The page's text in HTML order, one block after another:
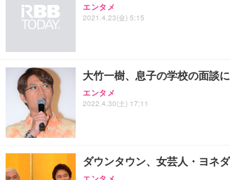
エンタメ
2021.4.23(金) 5:15
大竹一樹、息子の学校の面談
エンタメ
2022.4.30(土) 17:11
ダウンタウン、女芸人・ヨネ